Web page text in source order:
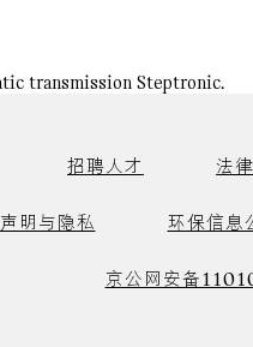
transmission Steptronic.
招聘人才 法
明与隐私 环保信息
京公网安备